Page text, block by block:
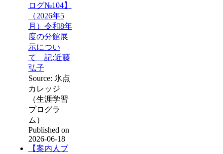
ログ№104】
（2026年5
月）令和8年
度の分館展
示につい
て 記:近藤
弘子
Source: 氷点
カレッジ
（生涯学習
プログラ
ム）
Published on
2026-06-18
【案内人ブ